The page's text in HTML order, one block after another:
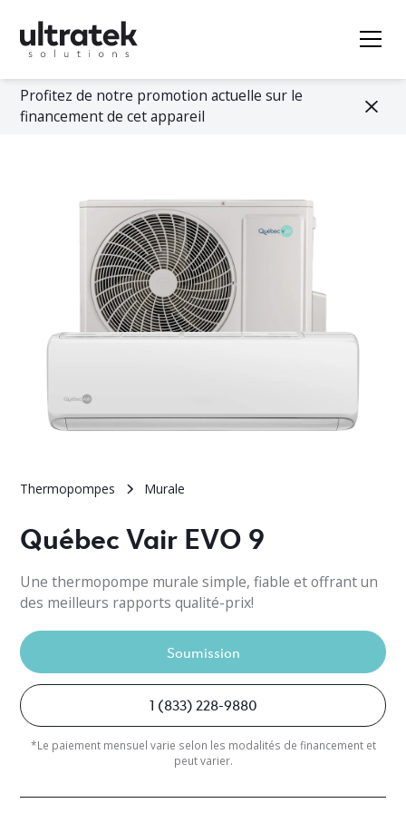
Profitez de notre promotion actuelle sur le
financement de cet appareil
Thermopompes Murale
Québec Vair EVO 9
Une thermopompe murale simple, fiable et offrant un
des meilleurs rapports qualité-prix!
Soumission
1 (833) 228-9880
*Le paiement mensuel varie selon les modalités de financement et
peut varier.